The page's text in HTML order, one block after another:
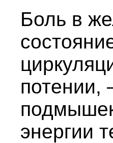
Боль в
потении,
энергии